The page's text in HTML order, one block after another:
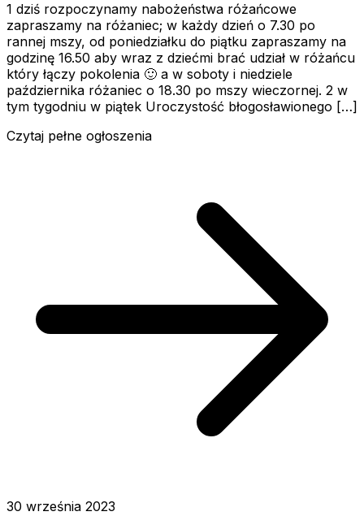
1 dziś rozpoczynamy nabożeństwa różańcowe
zapraszamy na różaniec; w każdy dzień o 7.30 po
rannej mszy, od poniedziałku do piątku zapraszamy na
godzinę 16.50 aby wraz z dziećmi brać udział w różańcu
który łączy pokolenia 🙂 a w soboty i niedziele
października różaniec o 18.30 po mszy wieczornej. 2 w
tym tygodniu w piątek Uroczystość błogosławionego […]
Czytaj pełne ogłoszenia
30 września 2023